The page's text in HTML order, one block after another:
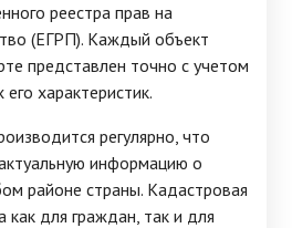
реестра прав на
(ЕГРП). Каждый объект
представлен точно с учетом
его характеристик.
регулярно, что
информацию о
районе страны. Кадастровая
как для граждан, так и для